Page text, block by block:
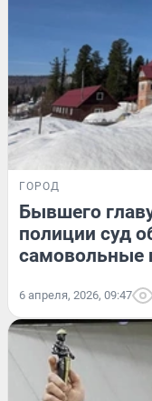
ГОРОД
Бывшего
полиции суд
самовольные
6 апреля, 2026, 09:47